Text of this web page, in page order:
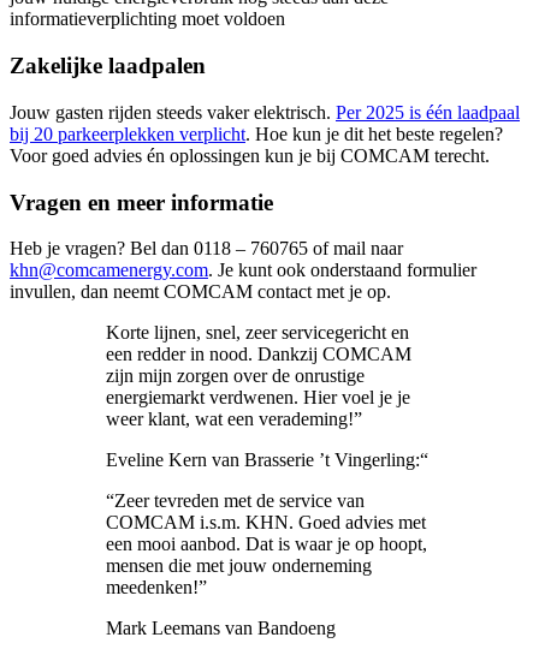
informatieverplichting moet voldoen
Zakelijke laadpalen
Jouw gasten rijden steeds vaker elektrisch. Per 2025 is één laadpaal
bij 20 parkeerplekken verplicht. Hoe kun je dit het beste regelen?
Voor goed advies én oplossingen kun je bij COMCAM terecht.
Vragen en meer informatie
Heb je vragen? Bel dan 0118 – 760765 of mail naar
khn@comcamenergy.com. Je kunt ook onderstaand formulier
invullen, dan neemt COMCAM contact met je op.
Korte lijnen, snel, zeer servicegericht en
een redder in nood. Dankzij COMCAM
zijn mijn zorgen over de onrustige
energiemarkt verdwenen. Hier voel je je
weer klant, wat een verademing!”
Eveline Kern van Brasserie ’t Vingerling:“
“Zeer tevreden met de service van
COMCAM i.s.m. KHN. Goed advies met
een mooi aanbod. Dat is waar je op hoopt,
mensen die met jouw onderneming
meedenken!”
Mark Leemans van Bandoeng